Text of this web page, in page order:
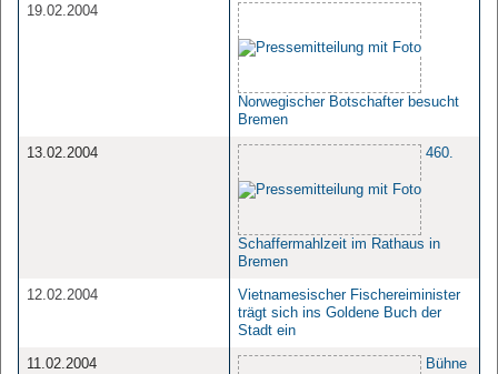
19.02.2004
Norwegischer Botschafter besucht
Bremen
13.02.2004
460.
Schaffermahlzeit im Rathaus in
Bremen
12.02.2004
Vietnamesischer Fischereiminister
trägt sich ins Goldene Buch der
Stadt ein
11.02.2004
Bühne